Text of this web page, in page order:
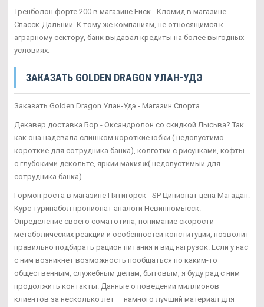
Тренболон форте 200 в магазине Ейск - Кломид в магазине
Спасск-Дальний. К тому же компаниям, не относящимся к
аграрному сектору, банк выдавал кредиты на более выгодных
условиях.
ЗАКАЗАТЬ GOLDEN DRAGON УЛАН-УДЭ
Заказать Golden Dragon Улан-Удэ - Магазин Спорта.
Декавер доставка Бор - Оксандролон со скидкой Лысьва? Так
как она надевала слишком короткие юбки ( недопустимо
короткие для сотрудника банка), колготки с рисунками, кофты
с глубокими декольте, яркий макияж( недопустимый для
сотрудника банка).
Гормон роста в магазине Пятигорск - SP Ципионат цена Магадан:
Курс туринабол пропионат аналоги Невинномысск.
Определение своего соматотипа, понимание скорости
метаболических реакций и особенностей конституции, позволит
правильно подбирать рацион питания и вид нагрузок. Если у нас
с ним возникнет возможность пообщаться по каким-то
общественным, служебным делам, бытовым, я буду рад с ним
продолжить контакты. Данные о поведении миллионов
клиентов за несколько лет — намного лучший материал для